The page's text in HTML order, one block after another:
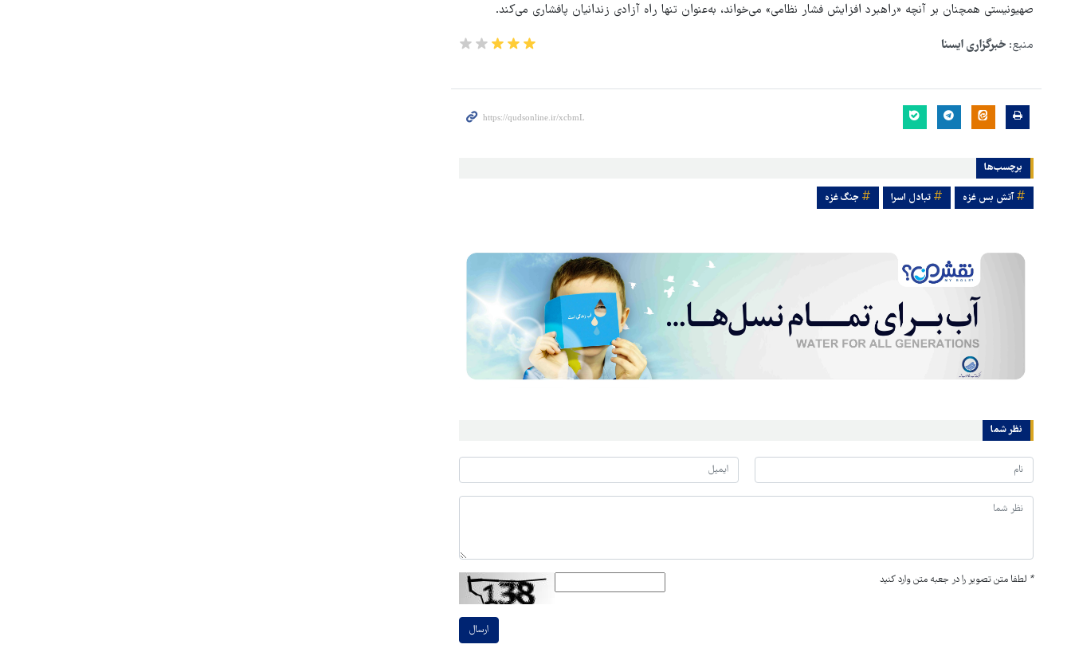
صهیونیستی همچنان بر آنچه «راهبرد افزایش فشار نظامی» می‌خواند، به‌عنوان تنها راه آزادی زندانیان پافشاری می‌کند.
منبع: خبرگزاری ایسنا
برچسب‌ها
آتش بس غزه تبادل اسرا جنگ غزه
نظر شما
* لطفا متن تصویر را در جعبه متن وارد کنید
ارسال